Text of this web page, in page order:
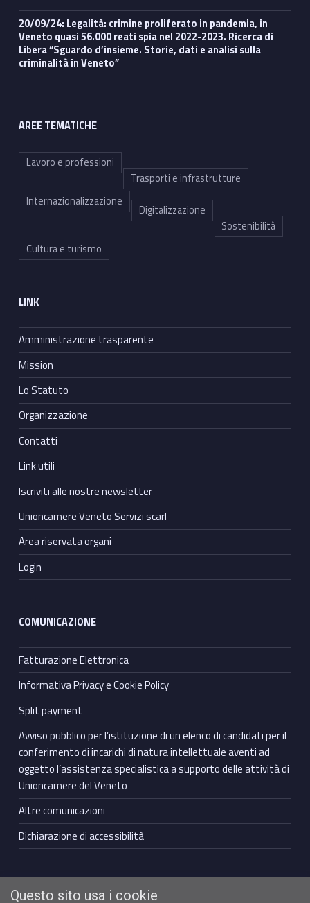
20/09/24: Legalità: crimine proliferato in pandemia, in
Veneto quasi 56.000 reati spia nel 2022-2023. Ricerca di
Libera “Sguardo d’insieme. Storie, dati e analisi sulla
criminalità in Veneto”
AREE TEMATICHE
Lavoro e professioni
Trasporti e infrastrutture
Internazionalizzazione
Digitalizzazione
Sostenibilità
Cultura e turismo
LINK
Amministrazione trasparente
Mission
Lo Statuto
Organizzazione
Contatti
Link utili
Iscriviti alle nostre newsletter
Unioncamere Veneto Servizi scarl
Area riservata organi
Login
COMUNICAZIONE
Fatturazione Elettronica
Informativa Privacy e Cookie Policy
Split payment
Avviso pubblico per l’istituzione di un elenco di candidati per il
conferimento di incarichi di natura intellettuale aventi ad
oggetto l’assistenza specialistica a supporto delle attività di
Unioncamere del Veneto
Altre comunicazioni
Dichiarazione di accessibilità
Questo sito usa i cookie